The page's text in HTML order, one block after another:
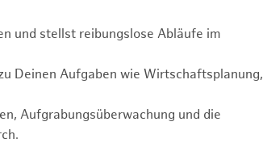
und stellst reibungslose Abläufe im
Deinen Aufgaben wie Wirtschaftsplanung,
Aufgrabungsüberwachung und die